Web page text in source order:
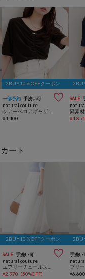
2BUY10％OFFクーポン
一部予約 手洗い可 
natural couture
シアーベロアギャザーＴ
¥4,400
SALE
¥
ート
2BUY10％OFFクーポン
SALE 手洗い可 
natural couture
¥2,970 (50%OFF)
手洗い
¥